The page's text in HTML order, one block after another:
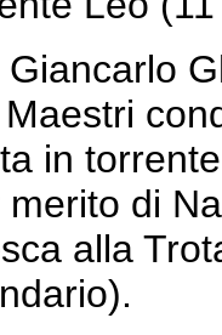
in
di
alla